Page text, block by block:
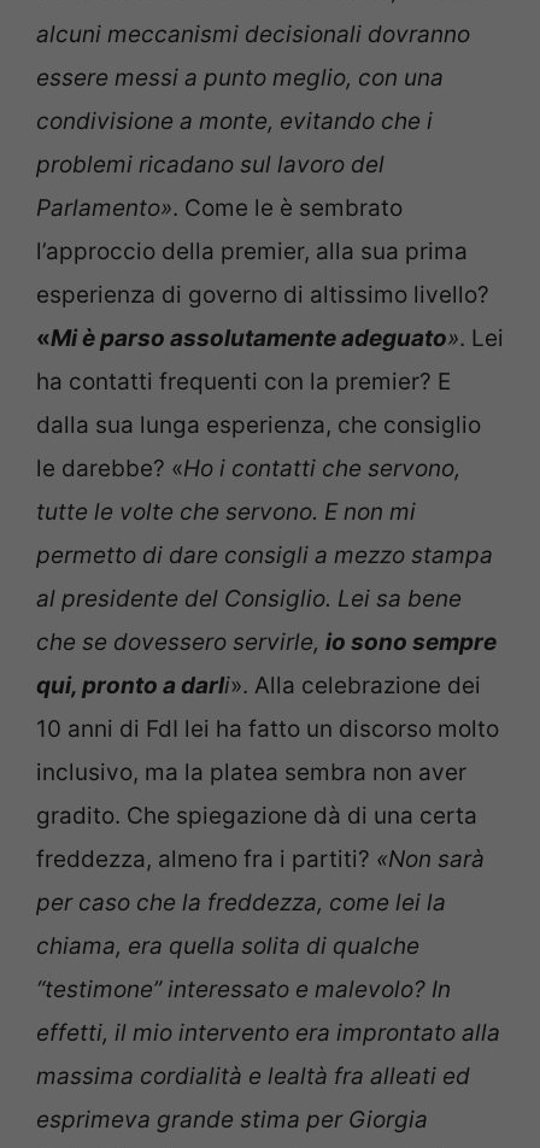
alcuni meccanismi decisionali dovranno
essere messi a punto meglio, con una
condivisione a monte, evitando che i
problemi ricadano sul lavoro del
Parlamento». Come le è sembrato
l’approccio della premier, alla sua prima
esperienza di governo di altissimo livello?
«Mi è parso assolutamente adeguato». Lei
ha contatti frequenti con la premier? E
dalla sua lunga esperienza, che consiglio
le darebbe? «Ho i contatti che servono,
tutte le volte che servono. E non mi
permetto di dare consigli a mezzo stampa
al presidente del Consiglio. Lei sa bene
che se dovessero servirle, io sono sempre
qui, pronto a darli». Alla celebrazione dei
10 anni di FdI lei ha fatto un discorso molto
inclusivo, ma la platea sembra non aver
gradito. Che spiegazione dà di una certa
freddezza, almeno fra i partiti? «Non sarà
per caso che la freddezza, come lei la
chiama, era quella solita di qualche
“testimone” interessato e malevolo? In
effetti, il mio intervento era improntato alla
massima cordialità e lealtà fra alleati ed
esprimeva grande stima per Giorgia